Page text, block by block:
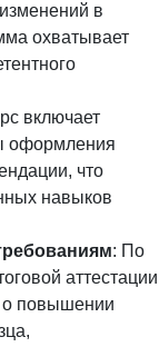
в
охватывает
включает
оформления
что
навыков
: По
аттестации
о повышении